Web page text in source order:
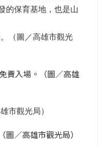
的保育基地，也是山
費入場。（圖／高雄
／高雄市觀光局）